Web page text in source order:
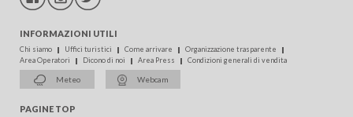
INFORMAZIONI UTILI
Chi siamo Uffici turistici Come arrivare
Organizzazione trasparente
Area Operatori
Dicono di noi Area Press Condizioni generali di vendita
Meteo Webcam
PAGINE TOP